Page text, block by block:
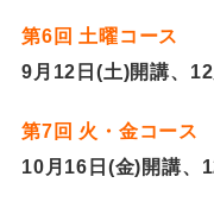
第6回 土曜コース
9月12日(土)開講、
第7回 火・金コース
10月16日(金)開講、